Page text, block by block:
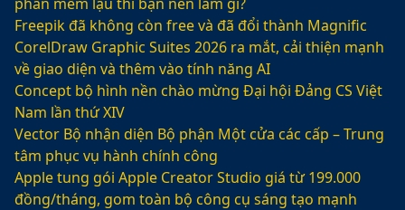
Freepik đã không còn free và đã đổi thành Magnific
CorelDraw Graphic Suites 2026 ra mắt, cải thiện mạnh
về giao diện và thêm vào tính năng AI
Concept bộ hình nền chào mừng Đại hội Đảng CS Việt
Nam lần thứ XIV
Vector Bộ nhận diện Bộ phận Một cửa các cấp – Trung
tâm phục vụ hành chính công
Apple tung gói Apple Creator Studio giá từ 199.000
đồng/tháng, gom toàn bộ công cụ sáng tạo mạnh